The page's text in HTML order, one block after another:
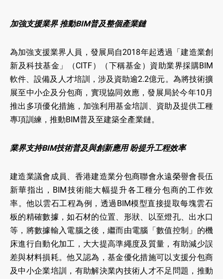
加強支援業界 推動BIM普及整個產業鏈
為加強支援業界人員，發展局自2018年起透過「建造業創
新及科技基金」（CITF）（下稱基金）資助業界採購BIM
軟件、設備及人才培訓，涉及資助逾2.2億元。為將技術擴
展至中小企及分包商，實現協同效應，發展局於今年10月
推出多項優化措施，加強利用基金培訓、資助及提供工種
專項訓練，推動BIM普及至建築全產業鏈。
業界支持BIM技術普及與創新應用 盼提升工程效率
建造業議會成員、香港建造業分包商聯會永遠榮譽會長伍
新華指出，BIM技術能大幅提升各工種分包商的工作效
率。他以雲石工程為例，透過BIM模型直接提取每塊雲石
板的精確數據，如石材的位置、形狀、以至燈孔、出水口
等，將數據輸入電腦之後，繼而由電腦「數值控制」的機
床進行自動化加工，大大提高準繩度及質量，有助減少誤
差與材料損耗。他又認為，基金優化措施可以支援分包商
及中小企業培訓，有助解決業內技術人才不足問題，推動